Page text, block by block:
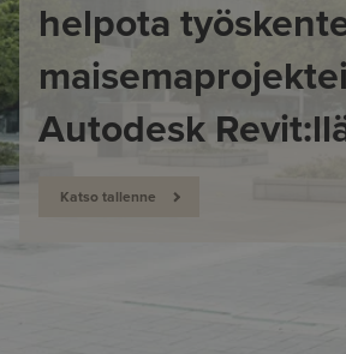
helpota
Autodesk
Katso tallenne